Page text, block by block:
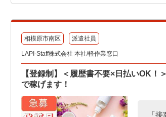
相模原市南区 派遣社員
LAPI-Staff株式会社 本社/軽作業窓口
【登録制】＜履歴書不要×日払いOK
で稼げます！
「